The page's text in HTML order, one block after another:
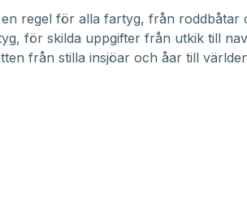
regel för alla fartyg, från roddbåtar
för skilda uppgifter från utkik till
från stilla insjöar och åar till